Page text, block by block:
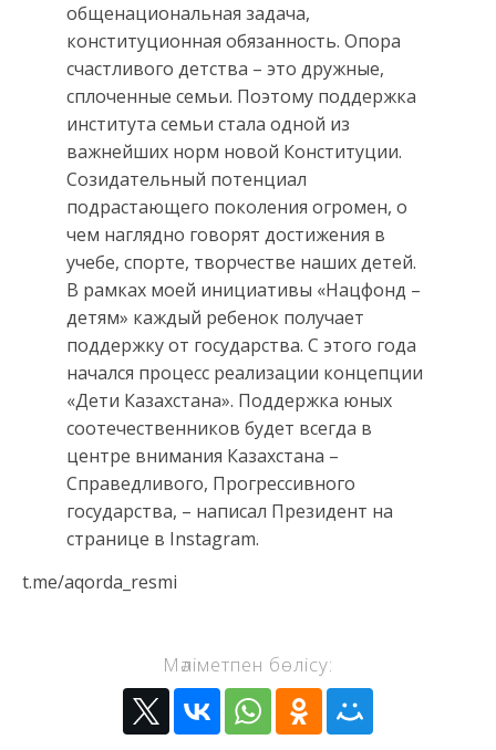
общенациональная задача,
конституционная обязанность. Опора
счастливого детства – это дружные,
сплоченные семьи. Поэтому поддержка
института семьи стала одной из
важнейших норм новой Конституции.
Созидательный потенциал
подрастающего поколения огромен, о
чем наглядно говорят достижения в
учебе, спорте, творчестве наших детей.
В рамках моей инициативы «Нацфонд –
детям» каждый ребенок получает
поддержку от государства. С этого года
начался процесс реализации концепции
«Дети Казахстана». Поддержка юных
соотечественников будет всегда в
центре внимания Казахстана –
Справедливого, Прогрессивного
государства, – написал Президент на
странице в Instagram.
t.me/aqorda_resmi
Мәліметпен бөлісу: